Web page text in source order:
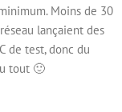
Moins de 30
lançaient des
de test, donc du
tout 🙂